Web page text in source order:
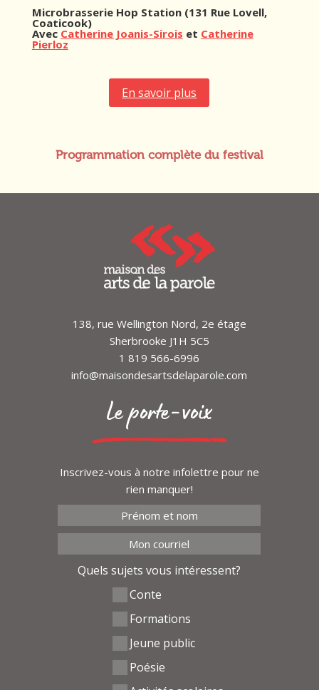
Microbrasserie Hop Station (131 Rue Lovell,
Coaticook)
Avec Catherine Joanis-Sirois et Catherine
Pierloz
En savoir plus
Programmation complète du festival
138, rue Wellington Nord, 2e étage
Sherbrooke J1H 5C5
1 819 566-6996
info@maisondesartsdelaparole.com
Le porte-voix
Inscrivez-vous à notre infolettre pour ne
rien manquer!
Quels sujets vous intéressent?
Conte
Formations
Jeune public
Poésie